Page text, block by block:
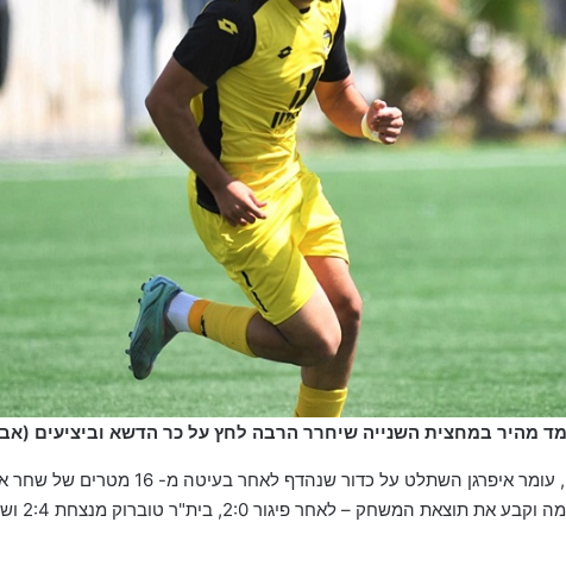
מהיר במחצית השנייה שיחרר הרבה לחץ על כר הדשא וביציעים
גלגל את